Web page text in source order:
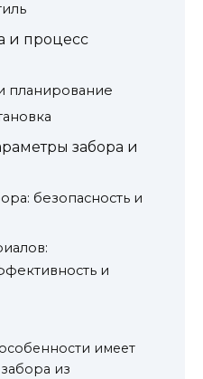
и процесс
планирование
забора и
безопасность и
и
имеет
из